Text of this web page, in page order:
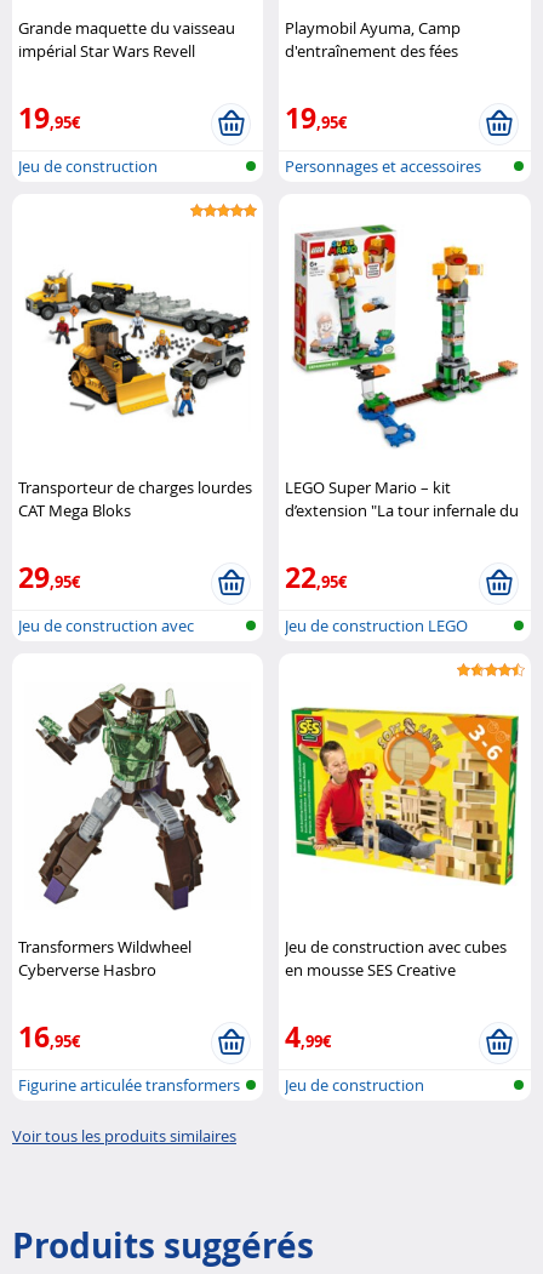
Grande maquette du vaisseau
impérial Star Wars Revell
19,95€
Jeu de construction
Playmobil Ayuma, Camp
d'entraînement des fées
19,95€
Personnages et accessoires
Transporteur de charges lourdes
CAT Mega Bloks
29,95€
Jeu de construction avec
LEGO Super Mario – kit
d’extension "La tour infernale du
22,95€
Jeu de construction LEGO
Transformers Wildwheel
Cyberverse Hasbro
16,95€
Figurine articulée transformers
Jeu de construction avec cubes
en mousse SES Creative
4,99€
Jeu de construction
Voir tous les produits similaires
Produits suggérés